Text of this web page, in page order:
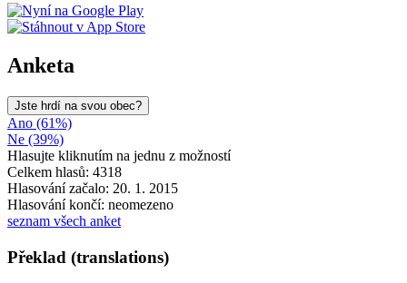
Anketa
Jste hrdí na svou obec?
Ano (61%)
Ne (39%)
Hlasujte kliknutím na jednu z možností
Celkem hlasů: 4318
Hlasování začalo: 20. 1. 2015
Hlasování končí: neomezeno
seznam všech anket
Překlad (translations)